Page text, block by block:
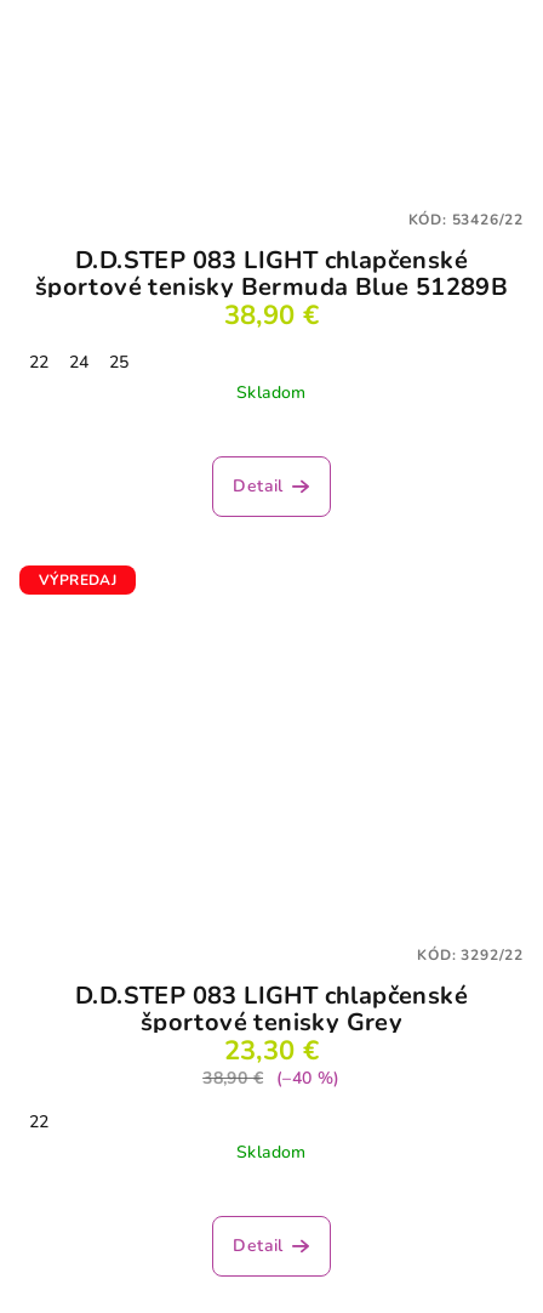
D.D.STEP 083 LIGHT chlapčenské
športové tenisky Bermuda Blue 51289B
38,90 €
22 24
25
Skladom
Detail
KÓD: 53426/22
VÝPREDAJ
D.D.STEP 083 LIGHT chlapčenské
športové tenisky Grey
23,30 €
38,90 €
(–40 %)
22
Skladom
Detail
KÓD:3292/22